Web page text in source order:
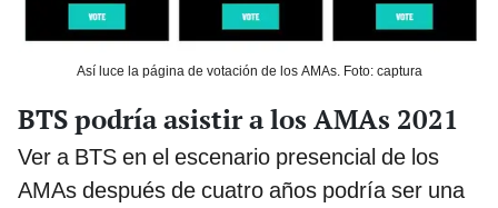
Así luce la página de votación de los AMAs. Foto: captura
BTS podría asistir a los AMAs 2021
Ver a BTS en el escenario presencial de los
AMAs después de cuatro años podría ser una